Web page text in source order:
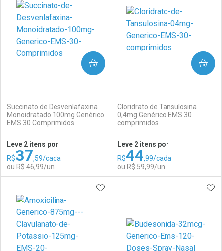
Laboratório
Ativar Desconto
Comprar sem Desconto
Por R$ 32,99/cada
Por Menos
Comprar sem Desconto
Por R$ 32,99/cada
Laboratório
Ativar Desconto
Comprar sem Desconto
Por R$ 14,00/cada
Por Menos
Comprar sem Desconto
Por R$ 14,00/cada
Succinato de Desvenlafaxina
Monoidratado 100mg Genérico
EMS 30 Comprimidos
Leve 2 itens por
R$37,59/cada
ou R$ 46,99/un
COMPRAR
Laboratório
Por Menos
Cloridrato de Tansulosina
0,4mg Genérico EMS 30
comprimidos
Leve 2 itens por
R$44,99/cada
ou R$ 59,99/un
COMPRAR
Laboratório
Por Menos
ADICIONAR AOS FAVORITOS